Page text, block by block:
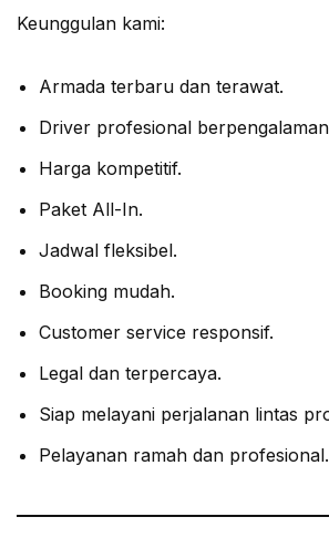
Keunggulan kami:
Armada terbaru dan terawat.
Driver profesional
Harga kompetitif.
Paket All-In.
Jadwal fleksibel.
Booking mudah.
Customer service responsif.
Legal dan terpercaya.
Siap melayani perjalanan lintas
Pelayanan ramah dan profesional.